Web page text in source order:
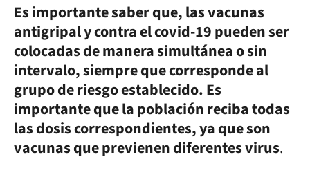
Es importante saber que, las vacunas
antigripal y contra el covid-19 pueden ser
colocadas de manera simultánea o sin
intervalo, siempre que corresponde al
grupo de riesgo establecido. Es
importante que la población reciba todas
las dosis correspondientes, ya que son
vacunas que previenen diferentes virus.